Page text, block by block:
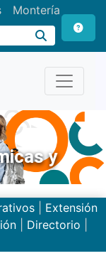
Montería
y
| Extensión
Directorio